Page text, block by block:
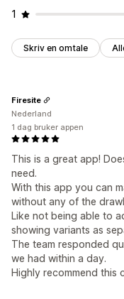
1
Skriv en omtale
This is a great app!
need.
With this app you can
without any of the
Like not being able to
showing variants as
The team responded
we had within a day.
Highly recommend this
Firesite
Nederland
1 dag bruker appen